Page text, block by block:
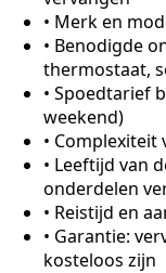
• Merk en
• Benodigde
thermostaat,
• Spoedtarief
weekend)
• Complexiteit
• Leeftijd van
onderdelen
• Reistijd en
• Garantie:
kosteloos zijn